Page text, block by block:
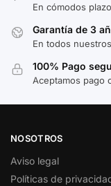
En cómodos
Garantía de 3
En todos
100% Pago
Aceptamos pago
NOSOTROS
Aviso legal
Políticas de